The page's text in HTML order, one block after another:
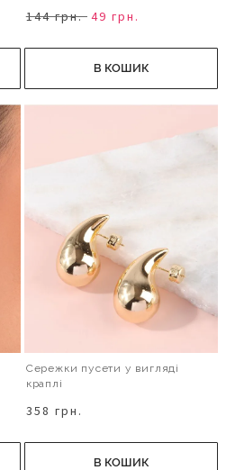
144 грн. 49 грн.
В КОШИК
Сережки пусети у вигляді
краплі
358 грн.
В КОШИК